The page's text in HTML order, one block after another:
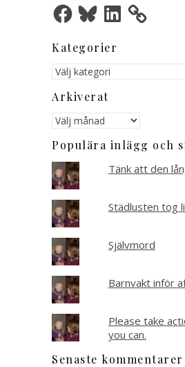
FacebookBlueskyLinkedIn
Kategorier
Kategorier
Arkiverat
Arkiverat
Populära inlägg och
Tänk att den
Städlusten tog
Självmord
Barnvakt inför
Please take
you can.
Senaste kommentarer